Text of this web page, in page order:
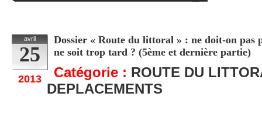
avril
25
2013
Dossier « Route du littoral » : ne doit-on pas
ne soit trop tard ? (5ème et dernière partie)
Catégorie : ROUTE DU
DEPLACEMENTS